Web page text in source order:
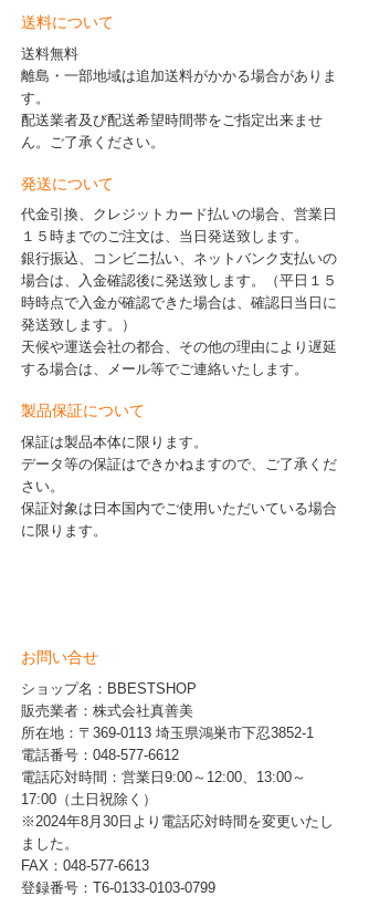
送料について
送料無料
離島・一部地域は追加送料がかかる場合がありま
す。
配送業者及び配送希望時間帯をご指定出来ませ
ん。ご了承ください。
発送について
代金引換、クレジットカード払いの場合、営業日
１５時までのご注文は、当日発送致します。
銀行振込、コンビニ払い、ネットバンク支払いの
場合は、入金確認後に発送致します。（平日１５
時時点で入金が確認できた場合は、確認日当日に
発送致します。）
天候や運送会社の都合、その他の理由により遅延
する場合は、メール等でご連絡いたします。
製品保証について
保証は製品本体に限ります。
データ等の保証はできかねますので、ご了承くだ
さい。
保証対象は日本国内でご使用いただいている場合
に限ります。
お問い合せ
ショップ名：BBESTSHOP
販売業者：株式会社真善美
所在地：〒369-0113 埼玉県鴻巣市下忍3852-1
電話番号：048-577-6612
電話応対時間：営業日9:00～12:00、13:00～
17:00（土日祝除く）
※2024年8月30日より電話応対時間を変更いたし
ました。
FAX：048-577-6613
登録番号：T6-0133-0103-0799